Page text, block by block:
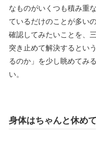
なものがいくつも積み重
ているだけのことが多い
確認してみたいことを、
突き止めて解決するとい
るのか」を少し眺めてみ
い。
身体はちゃんと休め